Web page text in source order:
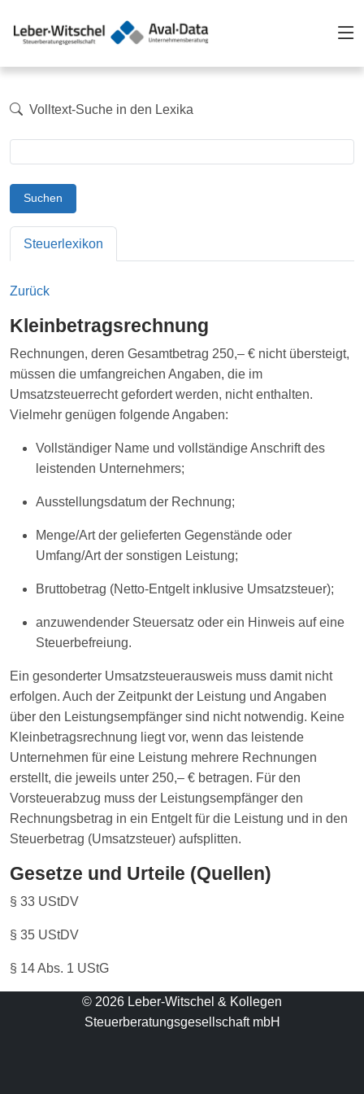
Volltext-Suche in den Lexika
Suchen
Steuerlexikon
Zurück
Kleinbetragsrechnung
Rechnungen, deren Gesamtbetrag 250,– € nicht übersteigt,
müssen die umfangreichen Angaben, die im
Umsatzsteuerrecht gefordert werden, nicht enthalten.
Vielmehr genügen folgende Angaben:
Vollständiger Name und vollständige Anschrift des
leistenden Unternehmers;
Ausstellungsdatum der Rechnung;
Menge/Art der gelieferten Gegenstände oder
Umfang/Art der sonstigen Leistung;
Bruttobetrag (Netto-Entgelt inklusive Umsatzsteuer);
anzuwendender Steuersatz oder ein Hinweis auf eine
Steuerbefreiung.
Ein gesonderter Umsatzsteuerausweis muss damit nicht
erfolgen. Auch der Zeitpunkt der Leistung und Angaben
über den Leistungsempfänger sind nicht notwendig. Keine
Kleinbetragsrechnung liegt vor, wenn das leistende
Unternehmen für eine Leistung mehrere Rechnungen
erstellt, die jeweils unter 250,– € betragen. Für den
Vorsteuerabzug muss der Leistungsempfänger den
Rechnungsbetrag in ein Entgelt für die Leistung und in den
Steuerbetrag (Umsatzsteuer) aufsplitten.
Gesetze und Urteile (Quellen)
§ 33 UStDV
§ 35 UStDV
§ 14 Abs. 1 UStG
© 2026 Leber-Witschel & Kollegen
Steuerberatungsgesellschaft mbH